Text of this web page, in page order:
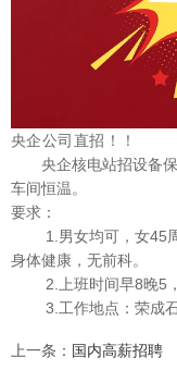
央企公司直招！！
央企核电站招设备保
车间恒温。
要求：
1.男女均可，女45周
身体健康，无前科。
2.上班时间早8晚5，
3.工作地点：荣成石
上一条 ： 国内高薪招聘